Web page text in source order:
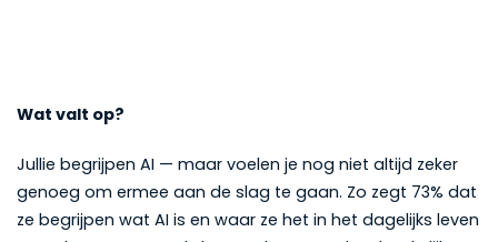
Wat valt op?
Jullie begrijpen AI — maar voelen je nog niet altijd zeker
genoeg om ermee aan de slag te gaan. Zo zegt 73% dat
ze begrijpen wat AI is en waar ze het in het dagelijks leven